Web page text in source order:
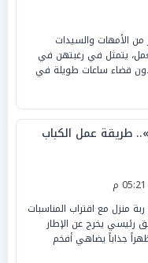
من الأمهات والسيدات
يتمثل في رغبتهن في
قضاء ساعات طويلة في
طريقة عمل الكباب
منزل مع اقتراب المناسبات
رئيسي يخرج عن الإطار
جذاباً يضاهي أفخم